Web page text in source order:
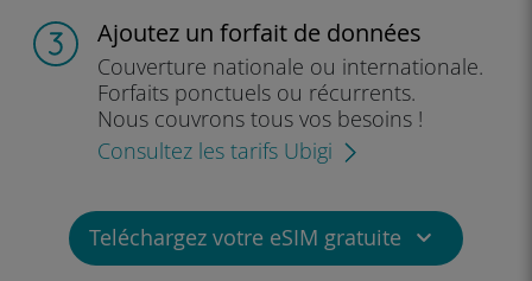
Ajoutez un forfait de données
Couverture nationale ou internationale.
Forfaits ponctuels ou récurrents.
Nous couvrons tous vos besoins !
Consultez les tarifs Ubigi
Teléchargez votre eSIM gratuite